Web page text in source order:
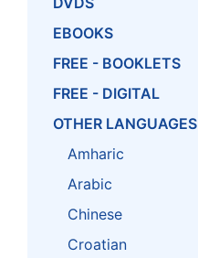
EBOOKS
FREE - BOOKLETS
FREE - DIGITAL
OTHER LANGUAGES
Amharic
Arabic
Chinese
Croatian